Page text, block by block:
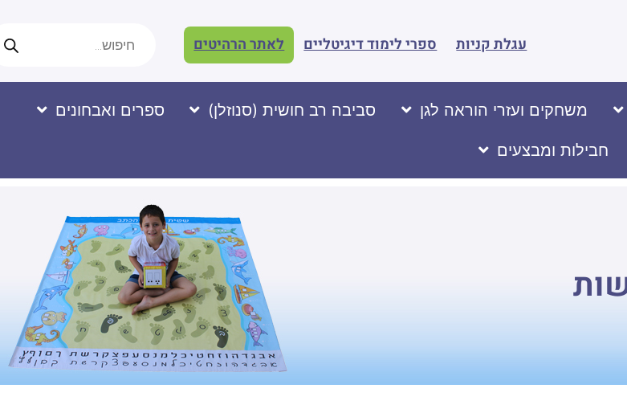
עגלת קניות ספרי לימוד דיגיטליים לאתר הרהיטים
משחקים ועזרי הוראה לגן סביבה רב חושית (סנוזלן) ספרים ואבחונים
חבילות ומבצעים